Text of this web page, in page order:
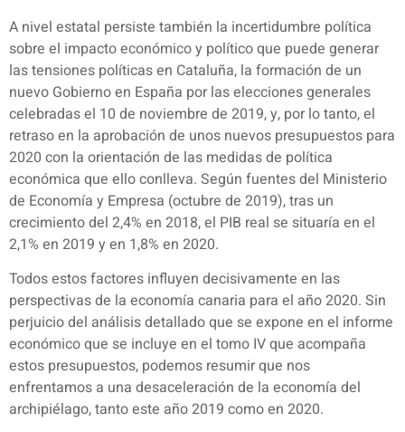
A nivel estatal persiste también la incertidumbre política
sobre el impacto económico y político que puede generar
las tensiones políticas en Cataluña, la formación de un
nuevo Gobierno en España por las elecciones generales
celebradas el 10 de noviembre de 2019, y, por lo tanto, el
retraso en la aprobación de unos nuevos presupuestos para
2020 con la orientación de las medidas de política
económica que ello conlleva. Según fuentes del Ministerio
de Economía y Empresa (octubre de 2019), tras un
crecimiento del 2,4% en 2018, el PIB real se situaría en el
2,1% en 2019 y en 1,8% en 2020.
Todos estos factores influyen decisivamente en las
perspectivas de la economía canaria para el año 2020. Sin
perjuicio del análisis detallado que se expone en el informe
económico que se incluye en el tomo IV que acompaña
estos presupuestos, podemos resumir que nos
enfrentamos a una desaceleración de la economía del
archipiélago, tanto este año 2019 como en 2020.